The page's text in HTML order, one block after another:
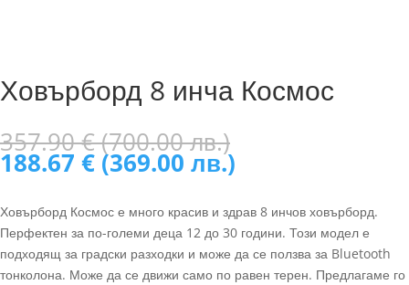
Ховърборд 8 инча Космос
357.90€(700.00 лв.)Original
price
was:
357.90 €
(700.00
лв.).
188.67 € (369.00 лв.)
е:
188.67 €
(369.00
лв.).
Ховърборд Космос е много красив и здрав 8 инчов ховърборд.
Перфектен за по-големи деца 12 до 30 години. Този модел е
подходящ за градски разходки и може да се ползва за Bluetooth
тонколона. Може да се движи само по равен терен. Предлагаме го